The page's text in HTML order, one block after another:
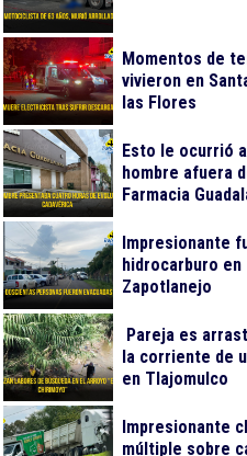
Momentos de
vivieron en
las Flores
Esto le ocurrió
hombre afuera
Farmacia
Impresionante
hidrocarburo en
Zapotlanejo
Pareja es
la corriente de
en Tlajomulco
Impresionante
múltiple sobre